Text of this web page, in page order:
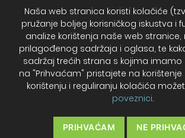
+385 (48) 733 111
Zagrebačka banka d.d.
IBAN -
Temeljni kapital: 330.000,00kn
2026. Print Magazin
Cookies – Kolačići
Naša web stranica koristi kolačiće
pružanje boljeg korisničkog iskustva i
analize korištenja naše web
prilagođenog sadržaja i oglasa, te
sadržaj trećih strana s kojima imamo
na "Prihvaćam" pristajete na korištenje
korištenju i reguliranju kolačića
poveznici.
PRIHVAĆAM NE